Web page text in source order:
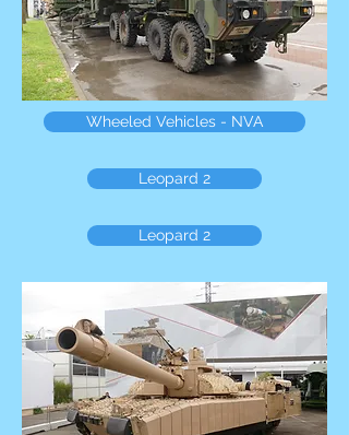
Wheeled Vehicles - NVA
Leopard 2
Leopard 2